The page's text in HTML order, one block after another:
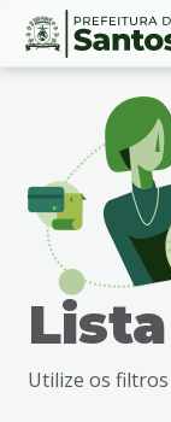
Ir
busca
Conteúdo
Utilize os